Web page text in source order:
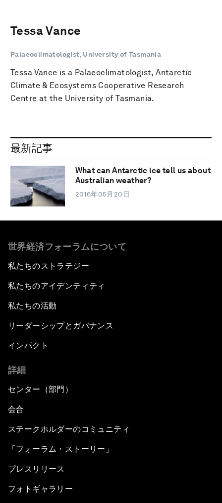
Tessa Vance
Palaeoclimatologist, University of Tasmania
Tessa Vance is a Palaeoclimatologist, Antarctic
Climate & Ecosystems Cooperative Research
Centre at the University of Tasmania.
最新記事
What can Antarctic ice tell us about
Australian weather?
2016年05月20日
世界経済フォーラムについて
私たちのストラテジー
私たちのアイデンティティ
私たちの活動
リーダーシップとガバナンス
インパクト
詳細
センター（部門）
会合
ステークホルダーのコミュニティ
「フォーラム・ストーリー」
プレスリリース
フォトギャラリー